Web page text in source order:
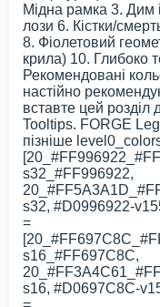
Мідна рамка 3. Дим
лози 6. Кістки/
8. Фіолетовий
крила) 10. Глибоко
Рекомендовані
настійно
вставте цей розділ
Tooltips. FORGE
пізніше
s32_#FF996922,
s32, #D0996922-
=
s16_#FF697C8C,
s16, #D0697C8C-